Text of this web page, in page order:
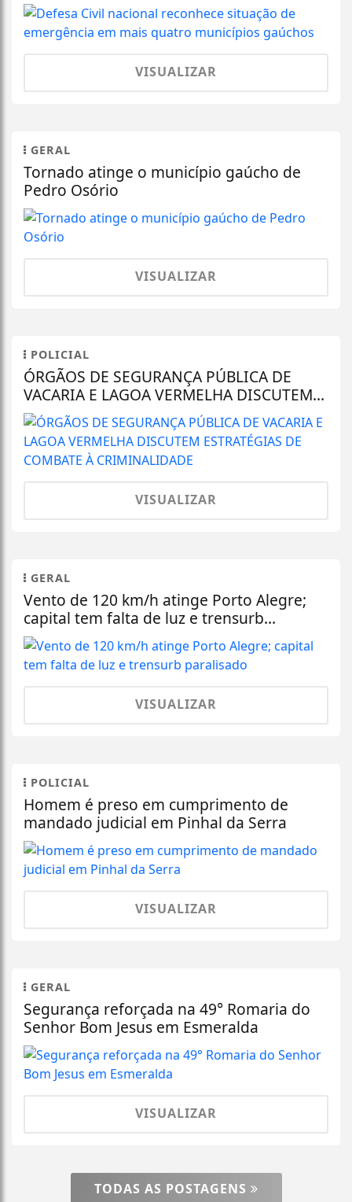
VISUALIZAR
GERAL
Tornado atinge o município gaúcho de
Pedro Osório
VISUALIZAR
POLICIAL
ÓRGÃOS DE SEGURANÇA PÚBLICA DE
VACARIA E LAGOA VERMELHA DISCUTEM...
VISUALIZAR
GERAL
Vento de 120 km/h atinge Porto Alegre;
capital tem falta de luz e trensurb...
VISUALIZAR
POLICIAL
Homem é preso em cumprimento de
mandado judicial em Pinhal da Serra
VISUALIZAR
GERAL
Segurança reforçada na 49° Romaria do
Senhor Bom Jesus em Esmeralda
VISUALIZAR
TODAS AS POSTAGENS